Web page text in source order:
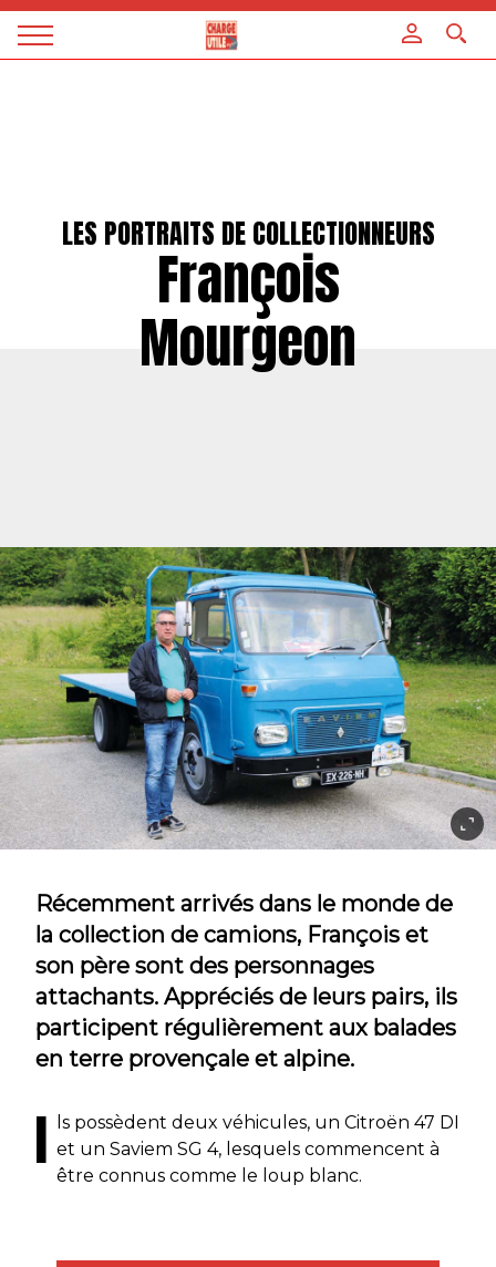
Magazine
LES PORTRAITS DE COLLECTIONNEURS
François
Mourgeon
Récemment arrivés dans le monde de
la collection de camions, François et
son père sont des personnages
attachants. Appréciés de leurs pairs, ils
participent régulièrement aux balades
en terre provençale et alpine.
I
ls possèdent deux véhicules, un Citroën 47 DI
et un Saviem SG 4, lesquels commencent à
être connus comme le loup blanc.
Panneau de gestion des cookies